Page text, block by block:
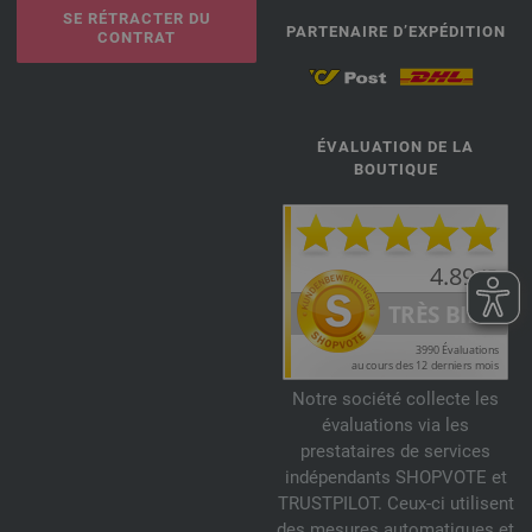
SE RÉTRACTER DU
CONTRAT
PARTENAIRE D’EXPÉDITION
ÉVALUATION DE LA
BOUTIQUE
Notre société collecte les
évaluations via les
prestataires de services
indépendants SHOPVOTE et
TRUSTPILOT. Ceux-ci utilisent